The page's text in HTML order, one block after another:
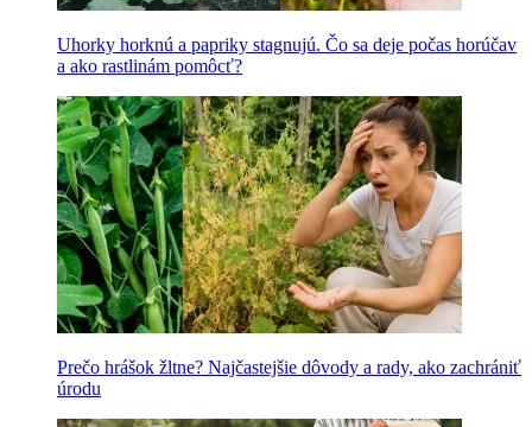
Uhorky horknú a papriky stagnujú. Čo sa deje počas horúčav
a ako rastlinám pomôcť?
Prečo hrášok žltne? Najčastejšie dôvody a rady, ako zachrániť
úrodu